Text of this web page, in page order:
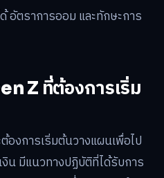
อัตราการออม และทักษะการ
Z ที่ต้องการเริ่ม
งการเริ่มต้นวางแผนเพื่อไป
น มีแนวทางปฏิบัติที่ได้รับการ